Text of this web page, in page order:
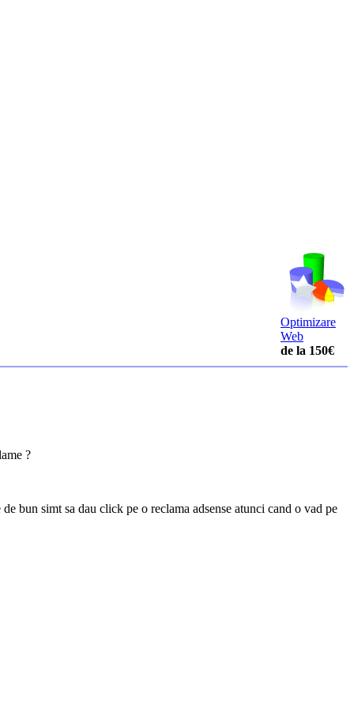
Optimizare
Web
de la 150€
?
bun simt sa dau click pe o reclama adsense atunci cand o vad pe